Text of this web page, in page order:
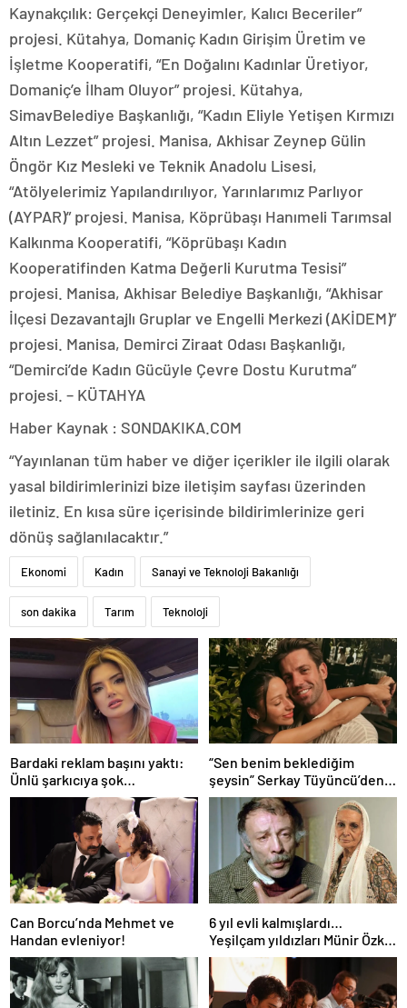
Kaynakçılık: Gerçekçi Deneyimler, Kalıcı Beceriler”
projesi. Kütahya, Domaniç Kadın Girişim Üretim ve
İşletme Kooperatifi, “En Doğalını Kadınlar Üretiyor,
Domaniç’e İlham Oluyor” projesi. Kütahya,
SimavBelediye Başkanlığı, “Kadın Eliyle Yetişen Kırmızı
Altın Lezzet” projesi. Manisa, Akhisar Zeynep Gülin
Öngör Kız Mesleki ve Teknik Anadolu Lisesi,
“Atölyelerimiz Yapılandırılıyor, Yarınlarımız Parlıyor
(AYPAR)” projesi. Manisa, Köprübaşı Hanımeli Tarımsal
Kalkınma Kooperatifi, “Köprübaşı Kadın
Kooperatifinden Katma Değerli Kurutma Tesisi”
projesi. Manisa, Akhisar Belediye Başkanlığı, “Akhisar
İlçesi Dezavantajlı Gruplar ve Engelli Merkezi (AKİDEM)”
projesi. Manisa, Demirci Ziraat Odası Başkanlığı,
“Demirci’de Kadın Gücüyle Çevre Dostu Kurutma”
projesi. – KÜTAHYA
Haber Kaynak : SONDAKIKA.COM
“Yayınlanan tüm haber ve diğer içerikler ile ilgili olarak
yasal bildirimlerinizi bize iletişim sayfası üzerinden
iletiniz. En kısa süre içerisinde bildirimlerinize geri
dönüş sağlanılacaktır.”
Ekonomi Kadın Sanayi ve Teknoloji Bakanlığı
son dakika Tarım Teknoloji
Bardaki reklam başını yaktı:
Ünlü şarkıcıya şok
soruşturma! Haberim yoktu…
“Sen benim beklediğim
şeysin” Serkay Tüyüncü’den
Zeynep Bastık’a aşk dolu 1. yıl
kutlaması!
Can Borcu’nda Mehmet ve
Handan evleniyor!
6 yıl evli kalmışlardı…
Yeşilçam yıldızları Münir Özkul
ile Suna Selen’in kızları da
ünlü çıktı!